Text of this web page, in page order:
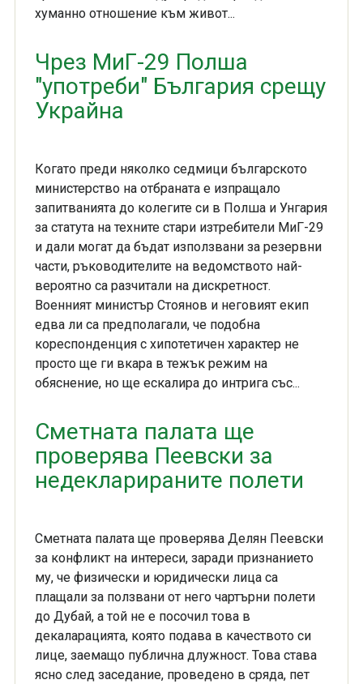
хуманно отношение към живот...
Чрез МиГ-29 Полша
"употреби" България срещу
Украйна
Когато преди няколко седмици българското
министерство на отбраната е изпращало
запитванията до колегите си в Полша и Унгария
за статута на техните стари изтребители МиГ-29
и дали могат да бъдат използвани за резервни
части, ръководителите на ведомството най-
вероятно са разчитали на дискретност.
Военният министър Стоянов и неговият екип
едва ли са предполагали, че подобна
кореспонденция с хипотетичен характер не
просто ще ги вкара в тежък режим на
обяснение, но ще ескалира до интрига със...
Сметната палата ще
проверява Пеевски за
недекларираните полети
Сметната палата ще проверява Делян Пеевски
за конфликт на интереси, заради признанието
му, че физически и юридически лица са
плащали за ползвани от него чартърни полети
до Дубай, а той не е посочил това в
декаларацията, която подава в качеството си
лице, заемащо публична длужност. Това става
ясно след заседание, проведено в сряда, пет